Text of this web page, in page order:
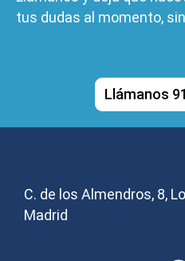
tus dudas al momento,
Llámanos
C. de los Almendros, 8,
Madrid